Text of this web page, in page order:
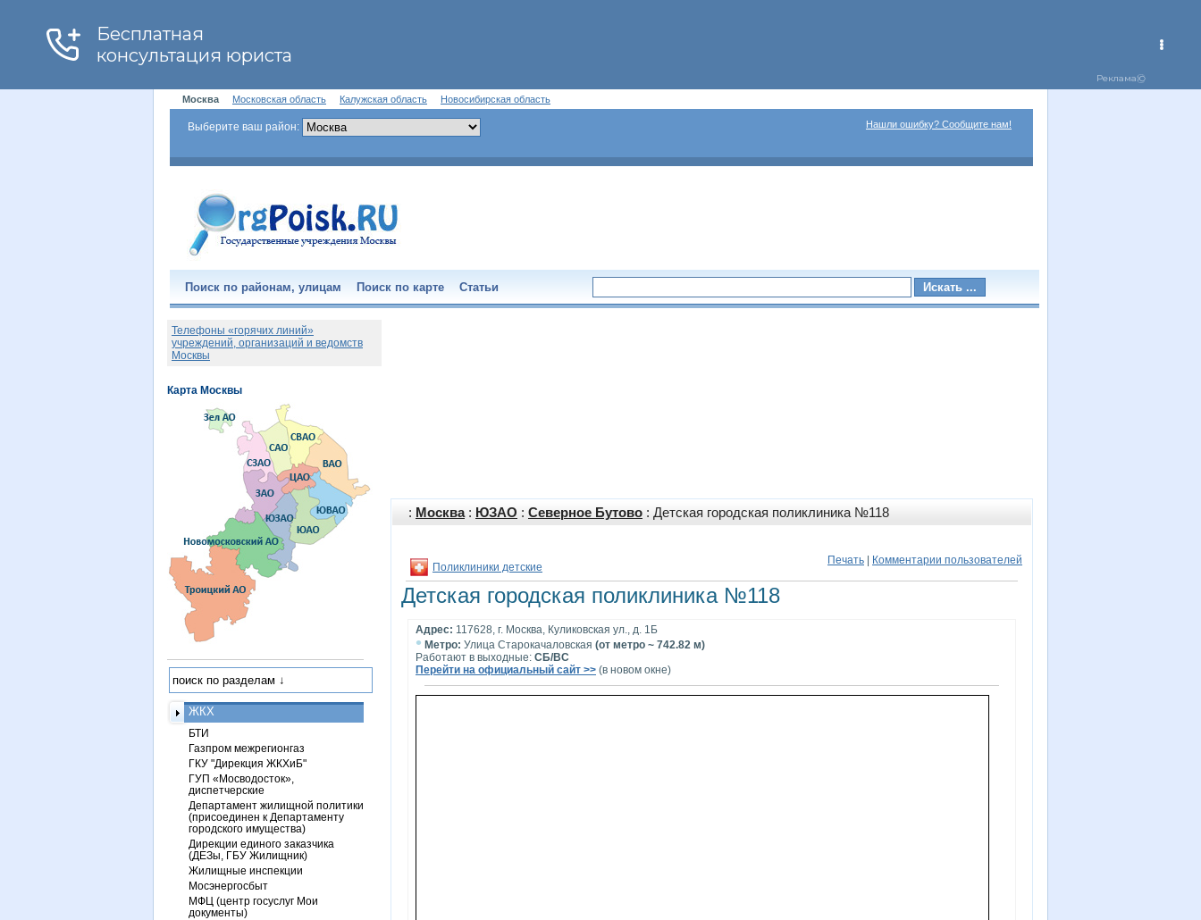
Москва Московская область Калужская область Новосибирская область
Выберите ваш район: Нашли ошибку? Сообщите нам!
Поиск по районам, улицам Поиск по карте Статьи
: Москва: ЮЗАО : Северное Бутово : Детская городская поликлиника №118
Печать Комментарии пользователей
Поликлиники детские
Детская городская поликлиника №118
Адрес: 117628, г. Москва, Куликовская ул., д. 1Б
• Метро: Улица Старокачаловская (от метро ~ 742.82 м)
Работают в выходные: СБ/ВС
Перейти на официальный сайт >> (в новом окне)
Телефоны «горячих линий»
учреждений, организаций и ведомств
Москвы
ЖКХ
БТИ
Газпром межрегионгаз
ГКУ "Дирекция ЖКХиБ"
ГУП «Мосводосток»,
диспетчерские
Департамент жилищной политики
(присоединен к Департаменту
городского имущества)
Дирекции единого заказчика
(ДЕЗы, ГБУ Жилищник)
Жилищные инспекции
Мосэнергосбыт
МФЦ (центр госуслуг Мои
документы)